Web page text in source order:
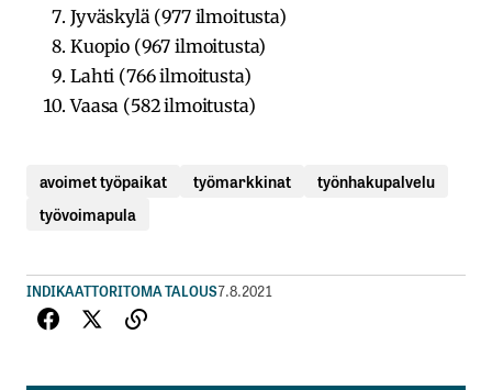
Jyväskylä (977 ilmoitusta)
Kuopio (967 ilmoitusta)
Lahti (766 ilmoitusta)
Vaasa (582 ilmoitusta)
avoimet työpaikat työmarkkinat
työnhakupalvelu
työvoimapula
INDIKAATTORITOMA TALOUS7.8.2021